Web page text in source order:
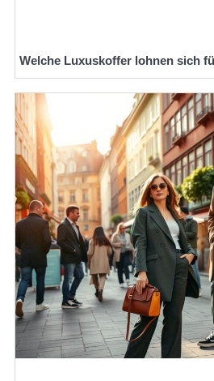
Welche Luxuskoffer lohnen sich